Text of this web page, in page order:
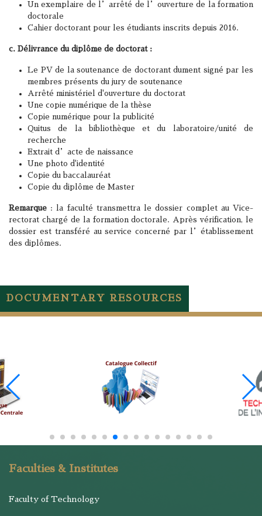
Un exemplaire de l’arrêté de l’ouverture de la formation
doctorale
Cahier doctorant pour les étudiants inscrits depuis 2016.
c. Délivrance du diplôme de doctorat :
Le PV de la soutenance de doctorant dument signé par les
membres présents du jury de soutenance
Arrêté ministériel d'ouverture du doctorat
Une copie numérique de la thèse
Copie numérique pour la publicité
Quitus de la bibliothèque et du laboratoire/unité de
recherche
Extrait d’acte de naissance
Une photo d'identité
Copie du baccalauréat
Copie du diplôme de Master
Remarque : la faculté transmettra le dossier complet au Vice-
rectorat chargé de la formation doctorale. Après vérification, le
dossier est transféré au service concerné par l’établissement
des diplômes.
DOCUMENTARY RESOURCES
Faculties & Institutes
Faculty of Technology